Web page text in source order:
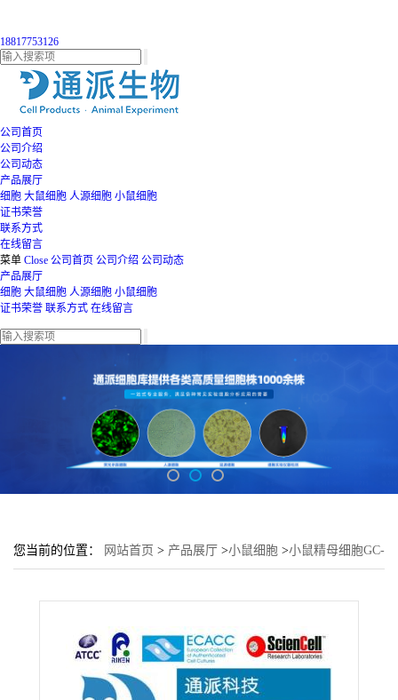
18817753126
公司首页
公司介绍
公司动态
产品展厅
细胞 大鼠细胞 人源细胞 小鼠细胞
证书荣誉
联系方式
在线留言
菜单 Close 公司首页 公司介绍 公司动态
产品展厅
细胞 大鼠细胞 人源细胞 小鼠细胞
证书荣誉 联系方式 在线留言
您当前的位置： 网站首页 > 产品展厅 >小鼠细胞 >小鼠精母细胞GC-